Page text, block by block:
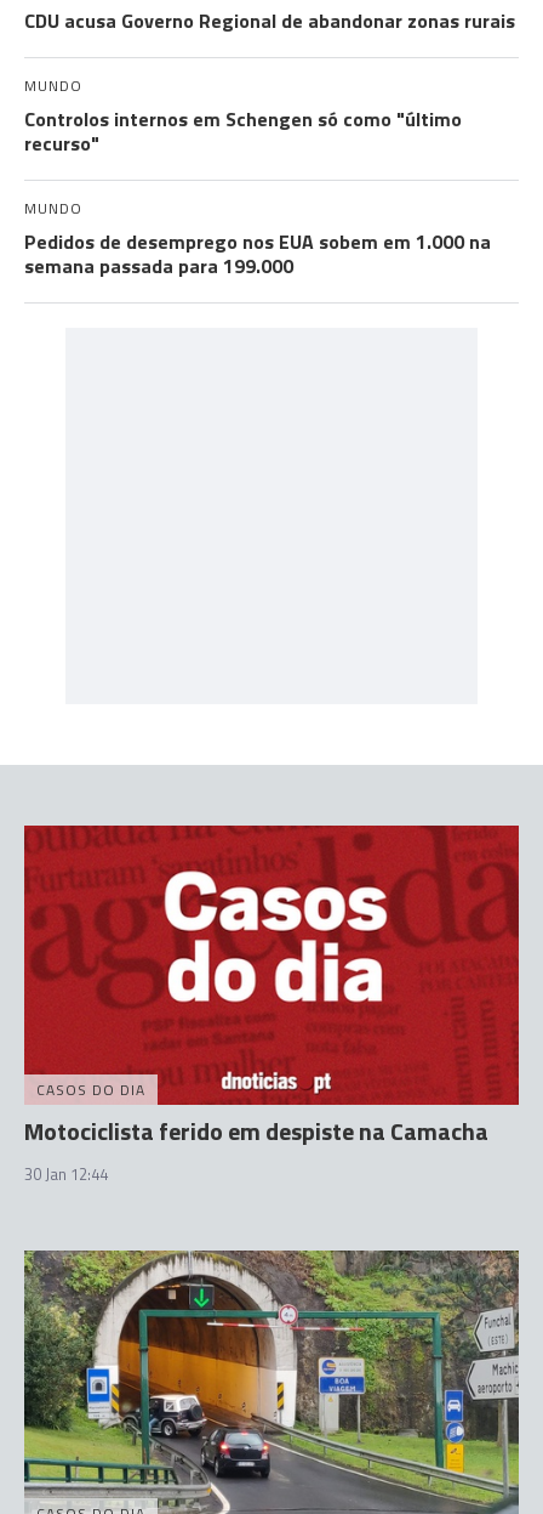
CDU acusa Governo Regional de abandonar zonas rurais
MUNDO
Controlos internos em Schengen só como "último
recurso"
MUNDO
Pedidos de desemprego nos EUA sobem em 1.000 na
semana passada para 199.000
CASOS DO DIA
Motociclista ferido em despiste na Camacha
30 Jan 12:44